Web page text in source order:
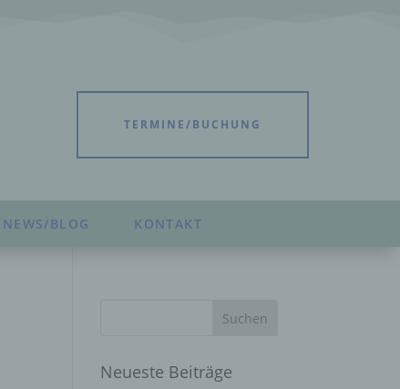
TERMINE/BUCHUNG
NEWS/BLOG KONTAKT
Neueste Beiträge